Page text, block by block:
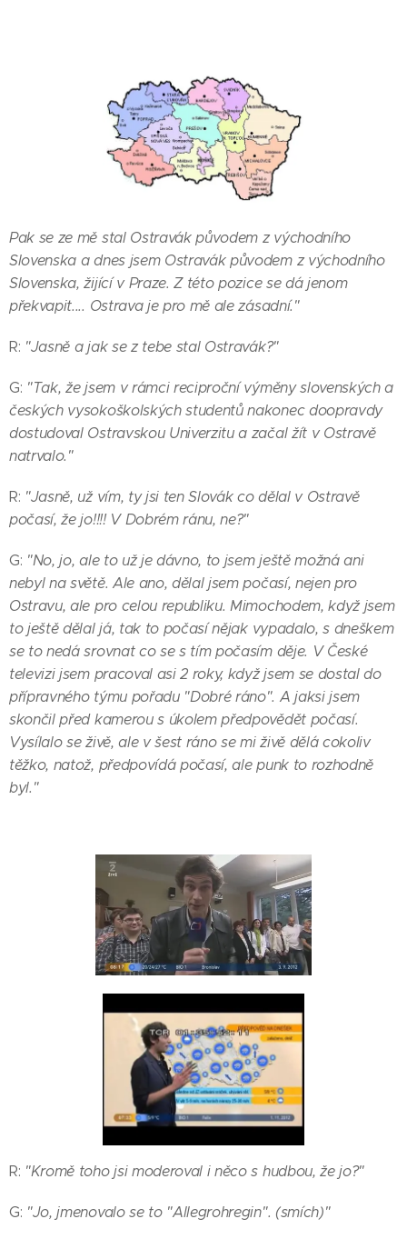
Pak se ze mě stal Ostravák původem z východního
Slovenska a dnes jsem Ostravák původem z východního
Slovenska, žijící v Praze. Z této pozice se dá jenom
překvapit.... Ostrava je pro mě ale zásadní."
R: "Jasně a jak se z tebe stal Ostravák?"
G: "Tak, že jsem v rámci reciproční výměny slovenských a
českých vysokoškolských studentů nakonec doopravdy
dostudoval Ostravskou Univerzitu a začal žít v Ostravě
natrvalo."
R: "Jasně, už vím, ty jsi ten Slovák co dělal v Ostravě
počasí, že jo!!!! V Dobrém ránu, ne?"
G: "No, jo, ale to už je dávno, to jsem ještě možná ani
nebyl na světě. Ale ano, dělal jsem počasí, nejen pro
Ostravu, ale pro celou republiku. Mimochodem, když jsem
to ještě dělal já, tak to počasí nějak vypadalo, s dneškem
se to nedá srovnat co se s tím počasím děje. V České
televizi jsem pracoval asi 2 roky, když jsem se dostal do
přípravného týmu pořadu "Dobré ráno". A jaksi jsem
skončil před kamerou s úkolem předpovědět počasí.
Vysílalo se živě, ale v šest ráno se mi živě dělá cokoliv
těžko, natož, předpovídá počasí, ale punk to rozhodně
byl."
R: "Kromě toho jsi moderoval i něco s hudbou, že jo?"
G: "Jo, jmenovalo se to "Allegrohregin". (smích)"